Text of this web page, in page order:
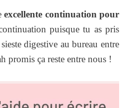
excellente continuation pour
puisque tu as pris
digestive au bureau entre
promis ça reste entre nous !